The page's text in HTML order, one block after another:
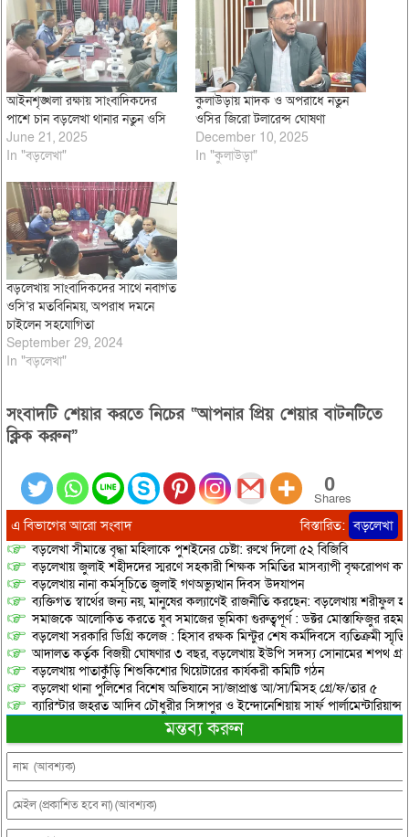
আইনশৃঙ্খলা রক্ষায় সাংবাদিকদের
পাশে চান বড়লেখা থানার নতুন ওসি
June 21, 2025
In "বড়লেখা"
কুলাউড়ায় মাদক ও অপরাধে নতুন
ওসির জিরো টলারেন্স ঘোষণা
December 10, 2025
In "কুলাউড়া"
বড়লেখায় সাংবাদিকদের সাথে নবাগত
ওসি’র মতবিনিময়, অপরাধ দমনে
চাইলেন সহযোগিতা
September 29, 2024
In "বড়লেখা"
সংবাদটি শেয়ার করতে নিচের “আপনার প্রিয় শেয়ার বাটনটিতে
ক্লিক করুন”
0
Shares
এ বিভাগের আরো সংবাদ বিস্তারিত: বড়লেখা
বড়লেখা সীমান্তে বৃদ্ধা মহিলাকে পুশইনের চেষ্টা: রুখে দিলো ৫২ বিজিবি
বড়লেখায় জুলাই শহীদদের স্মরণে সহকারী শিক্ষক সমিতির মাসব্যাপী বৃক্ষরোপণ
বড়লেখায় নানা কর্মসূচিতে জুলাই গণঅভ্যুত্থান দিবস উদযাপন
ব্যক্তিগত স্বার্থের জন্য নয়, মানুষের কল্যাণেই রাজনীতি করছেন: বড়লেখায় শরীফুল
সমাজকে আলোকিত করতে যুব সমাজের ভূমিকা গুরুত্বপূর্ণ : ডক্টর মোস্তাফিজুর
বড়লেখা সরকারি ডিগ্রি কলেজ : হিসাব রক্ষক মিন্টুর শেষ কর্মদিবসে ব্যতিক্রমী
আদালত কর্তৃক বিজয়ী ঘোষণার ৩ বছর, বড়লেখায় ইউপি সদস্য সোনামের শপথ
বড়লেখায় পাতাকুঁড়ি শিশুকিশোর থিয়েটারের কার্যকরী কমিটি গঠন
বড়লেখা থানা পুলিশের বিশেষ অভিযানে সা/জাপ্রাপ্ত আ/সা/মিসহ গ্রে/ফ/তার ৫
ব্যারিস্টার জহরত আদিব চৌধুরীর সিঙ্গাপুর ও ইন্দোনেশিয়ায় সার্ফ পার্লামেন্টারিয়ান্স
মন্তব্য করুন